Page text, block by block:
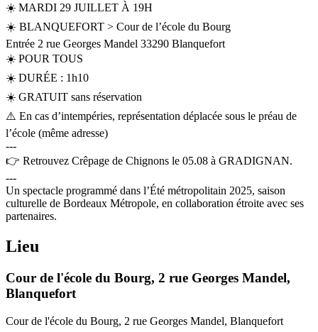
☀️ MARDI 29 JUILLET À 19H
☀️ BLANQUEFORT > Cour de l’école du Bourg
Entrée 2 rue Georges Mandel 33290 Blanquefort
☀️ POUR TOUS
☀️ DURÉE : 1h10
☀️ GRATUIT sans réservation
⚠️ En cas d’intempéries, représentation déplacée sous le préau de
l’école (même adresse)
---
👉 Retrouvez Crêpage de Chignons le 05.08 à GRADIGNAN.
---
Un spectacle programmé dans l’Été métropolitain 2025, saison
culturelle de Bordeaux Métropole, en collaboration étroite avec ses
partenaires.
Lieu
Cour de l'école du Bourg, 2 rue Georges Mandel,
Blanquefort
Cour de l'école du Bourg, 2 rue Georges Mandel, Blanquefort